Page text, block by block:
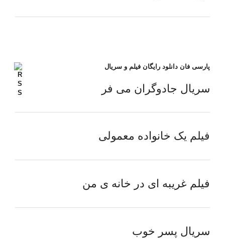
پارسی فان دانلود رایگان فیلم و سریال
سریال جادوگران می فر
فیلم یک خانواده معمولی
فیلم غریبه ای در خانه ی من
سریال پسر خوب